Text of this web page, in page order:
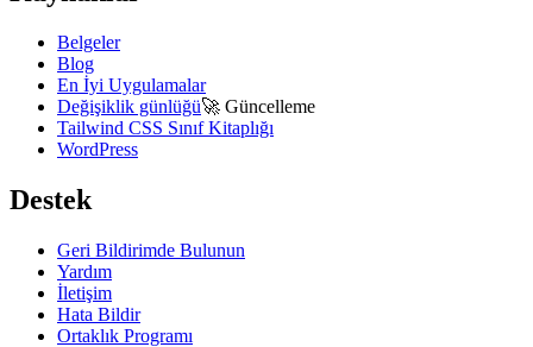
Belgeler
Blog
En İyi Uygulamalar
Değişiklik günlüğü🚀 Güncelleme
Tailwind CSS Sınıf Kitaplığı
WordPress
Destek
Geri Bildirimde Bulunun
Yardım
İletişim
Hata Bildir
Ortaklık Programı